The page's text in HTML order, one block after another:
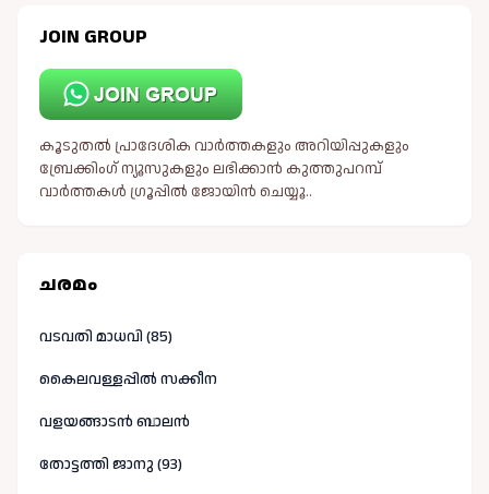
JOIN GROUP
കൂടുതൽ പ്രാദേശിക വാർത്തകളും അറിയിപ്പുകളും
ബ്രേക്കിംഗ് ന്യൂസുകളും ലഭിക്കാൻ കുത്തുപറമ്പ്
വാർത്തകൾ ഗ്രൂപ്പിൽ ജോയിൻ ചെയ്യൂ..
ചരമം
വടവതി മാധവി (85)
കൈലവള്ളപ്പിൽ സക്കീന
വളയങ്ങാടൻ ബാലൻ
തോട്ടത്തി ജാനു (93)